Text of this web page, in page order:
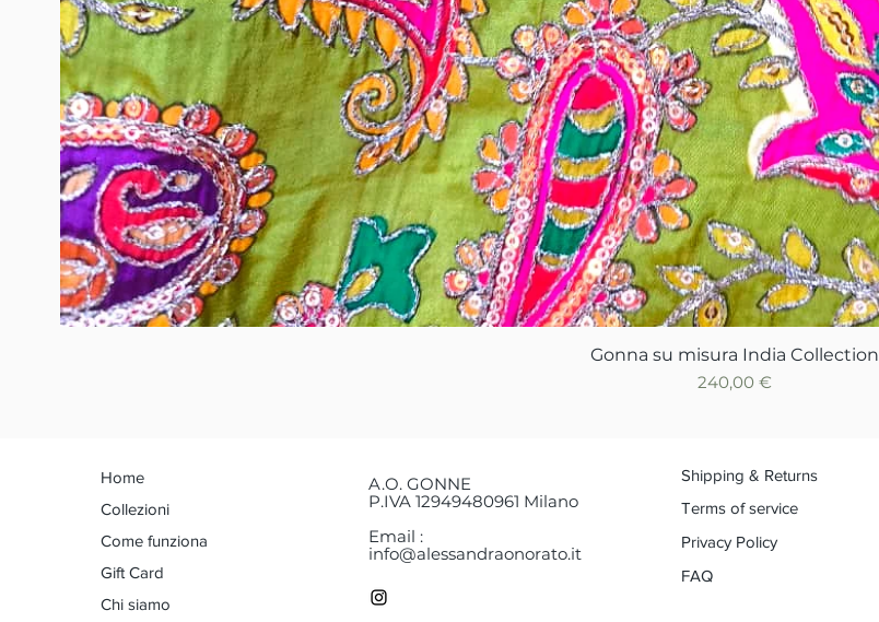
Vista rapida
Gonna su misura India Collection
Prezzo
240,00 €
Home
Collezioni
Come funziona
Gift Card
Chi siamo
A.O. GONNE
P.IVA 12949480961 Milano
Email :
info@alessandraonorato.it
Shipping & Returns
Terms of service
Privacy Policy
FAQ